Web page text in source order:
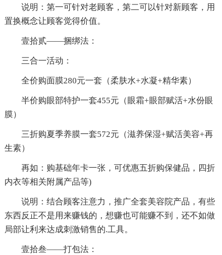
说明：第一可针对老顾客，第二可以针对新顾客，用
置换概念让顾客觉得价值。
壹拾贰——捆绑法：
三合一活动：
全价购面膜280元一套（柔肤水+水凝+精华素）
半价购眼部特护一套455元（眼霜+眼部赋活+水份眼
膜）
三折购夏季养膜一套572元（滋养保湿+赋活美容+再
生素）
再如：购基础年卡一张，可优惠五折购保健品，四折
内衣等相关附属产品等)
说明：结合顾客注意力，推广全套美容院产品，有些
东西反正不是用来赚钱的，想赚也可能赚不到，还不如做
局部让利来达成刺激销售的.工具。
壹拾叁——打包法：